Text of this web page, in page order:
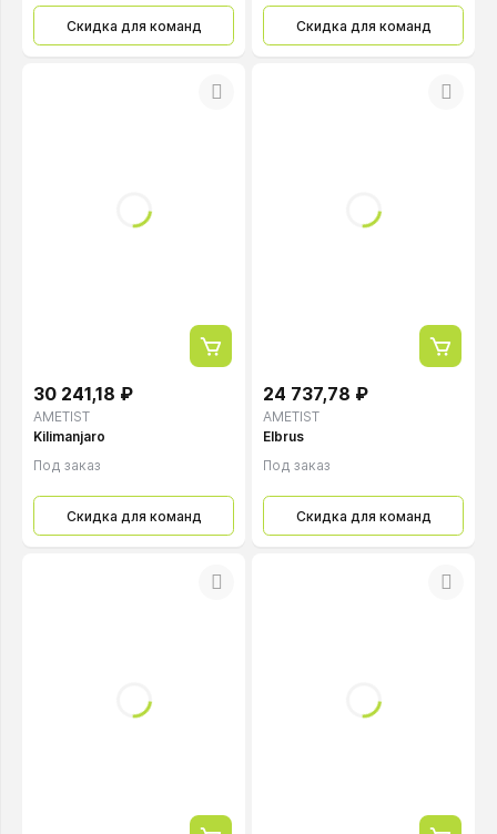
Скидка для команд Скидка для команд
AMETIST
30 241,18 ₽
Kilimanjaro
Под заказ
Скидка для команд
AMETIST
24 737,78 ₽
Elbrus
Под заказ
Скидка для команд